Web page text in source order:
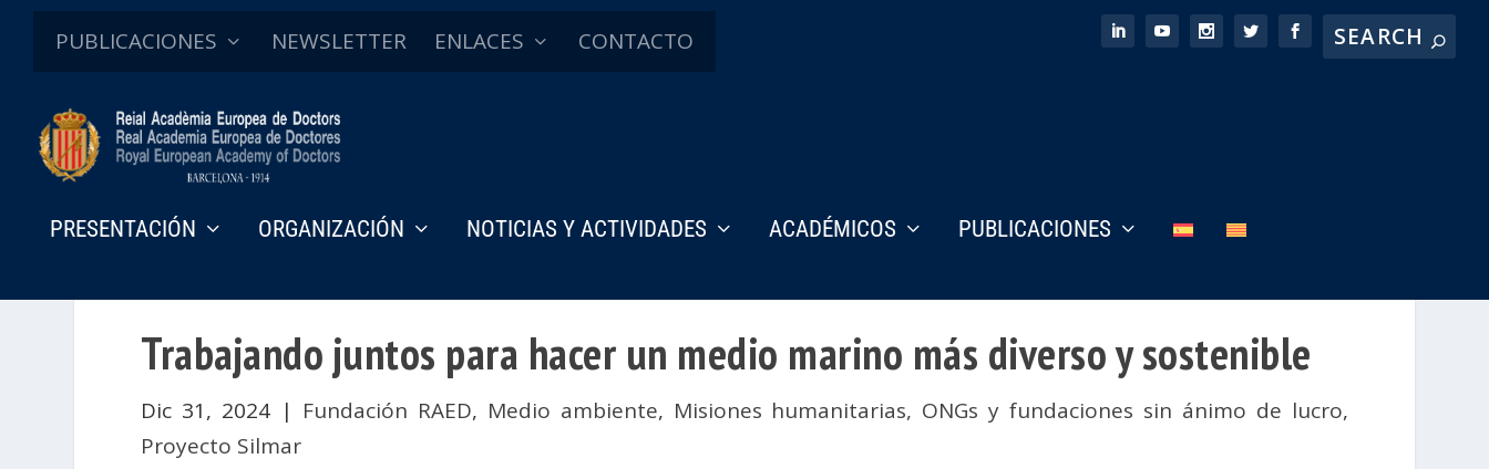
PUBLICACIONES NEWSLETTER ENLACES CONTACTO
PRESENTACIÓN ORGANIZACIÓN NOTICIAS Y ACTIVIDADES ACADÉMICOS PUBLICACIONES
Trabajando juntos para hacer un medio marino más diverso y sostenible
Dic 31, 2024 | Fundación RAED, Medio ambiente, Misiones humanitarias, ONGs y fundaciones sin ánimo de lucro,
Proyecto Silmar